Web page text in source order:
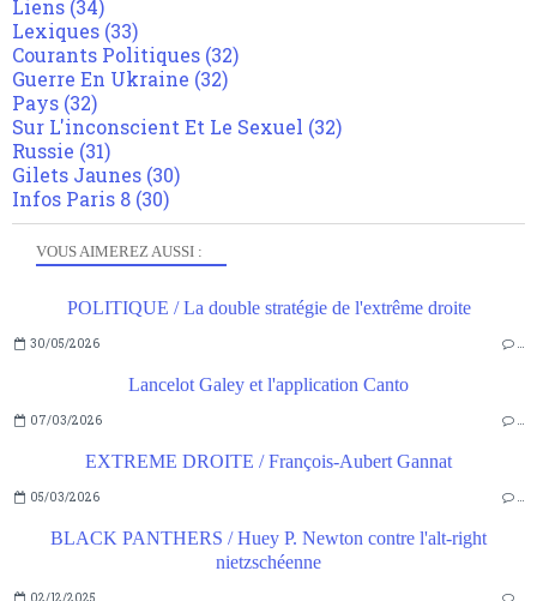
VOUS AIMEREZ AUSSI :
POLITIQUE / La double stratégie de l'extrême droite
30/05/2026 …
Lancelot Galey et l'application Canto
07/03/2026 …
EXTREME DROITE / François-Aubert Gannat
05/03/2026 …
BLACK PANTHERS / Huey P. Newton contre l'alt-right
nietzschéenne
Liens (34)
Lexiques (33)
Courants Politiques (32)
Guerre En Ukraine (32)
Pays (32)
Sur L'inconscient Et Le Sexuel (32)
Russie (31)
Gilets Jaunes (30)
Infos Paris 8 (30)